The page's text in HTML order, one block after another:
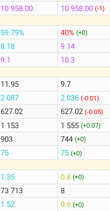
10 958.00
59.79%
8.18
9.1
11.95
2 087
627.02
1 153
903
75
1.35
73 713
1.52
10 958.00 (-1)
40% (+0)
9.14
10.3
9.7
2 036 (-0.01)
627.02 (-0.05)
1 555 (+0.07)
744 (+0)
75 (+0)
0.8 (+0)
8
0.6 (+0)